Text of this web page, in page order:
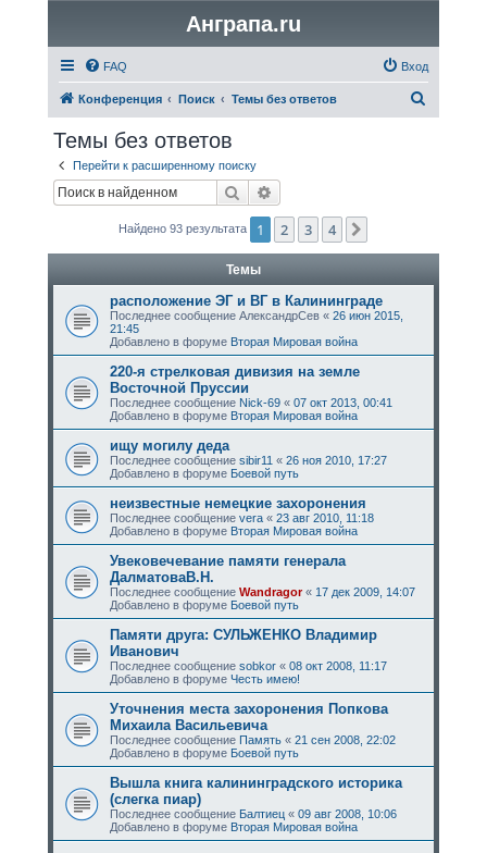
Анграпа.ru
FAQ Вход
Конференция Поиск Темы без ответов
Темы без ответов
Перейти к расширенному поиску
Поиск
Найдено 93 результата 1 2 3 4
Темы
расположение ЭГ и ВГ в Калининграде
Последнее сообщение АлександрСев« 26 июн 2015,
21:45
Добавлено в форуме Вторая Мировая война
220-я стрелковая дивизия на земле
Восточной Пруссии
Последнее сообщение Nick-69« 07 окт 2013, 00:41
Добавлено в форуме Вторая Мировая война
ищу могилу дедa
Последнее сообщение sibir11 « 26 ноя 2010, 17:27
Добавлено в форуме Боевой путь
неизвестные немецкие захоронения
Последнее сообщение vera« 23 авг 2010, 11:18
Добавлено в форуме Вторая Мировая война
Увековечевание памяти генерала
ДалматоваВ.Н.
Последнее сообщение Wandragor« 17 дек 2009, 14:07
Добавлено в форуме Боевой путь
Памяти друга: СУЛЬЖЕНКО Владимир
Иванович
Последнее сообщение sobkor« 08 окт 2008, 11:17
Добавлено в форуме Честь имею!
Уточнения места захоронения Попкова
Михаила Васильевича
Последнее сообщение Память« 21 сен 2008, 22:02
Добавлено в форуме Боевой путь
Вышла книга калининградского историка
(слегка пиар)
Последнее сообщение Балтиец« 09 авг 2008, 10:06
Добавлено в форуме Вторая Мировая война